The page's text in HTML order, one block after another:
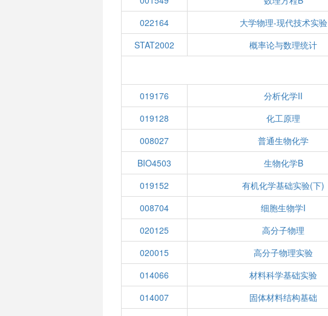
022164
大学物理-现代技术实验
STAT2002
概率论与数理统计
019176 分析化学II
019128
化工原理
008027
普通生物化学
BIO4503
生物化学B
019152
有机化学基础实验(下)
008704
细胞生物学I
020125
高分子物理
020015
高分子物理实验
014066
材料科学基础实验
014007
固体材料结构基础